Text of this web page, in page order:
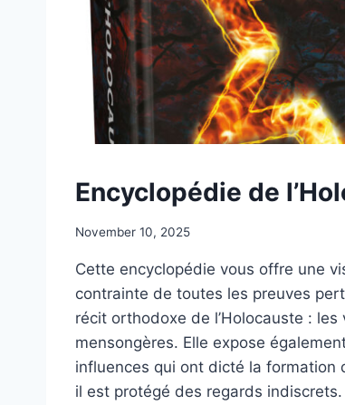
Encyclopédie de
November 10, 2025
Cette encyclopédie vous offre une
contrainte de toutes les preuves
récit orthodoxe de l’Holocauste :
mensongères. Elle expose
influences qui ont dicté la formation
il est protégé des regards